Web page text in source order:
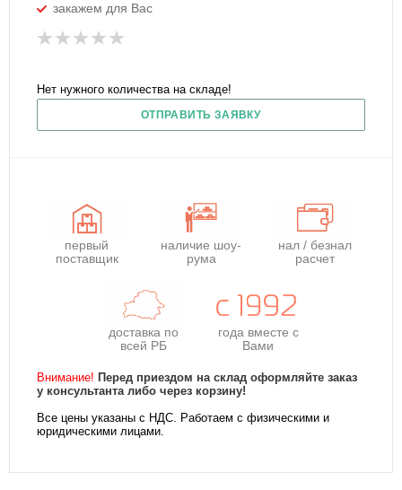
закажем для Вас
Нет нужного количества на складе!
ОТПРАВИТЬ ЗАЯВКУ
первый
поставщик
наличие шоу-
рума
нал / безнал
расчет
доставка по
всей РБ
года вместе с
Вами
Внимание! Перед приездом на склад оформляйте заказ
у консультанта либо через корзину!
Все цены указаны с НДС. Работаем с физическими и
юридическими лицами.